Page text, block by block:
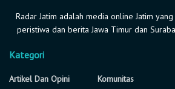
Radar Jatim adalah media online Jatim
peristiwa dan berita Jawa Timur dan
Kategori
Artikel Dan Opini
Komunitas